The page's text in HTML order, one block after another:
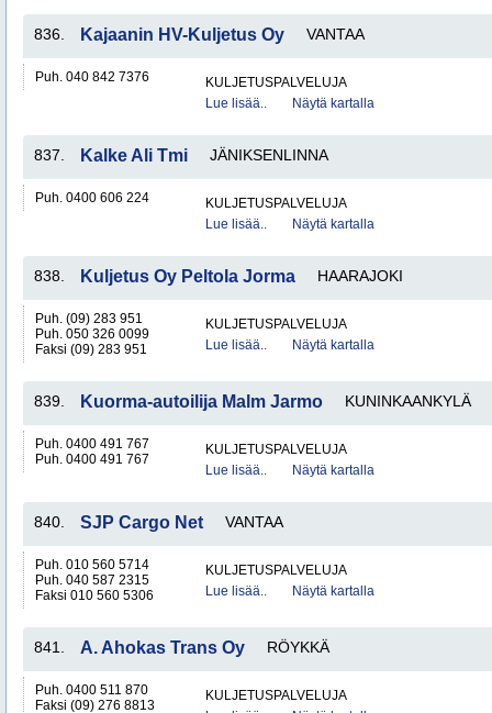
836. Kajaanin HV-Kuljetus Oy VANTAA
Puh. 040 842 7376
KULJETUSPALVELUJA
Lue lisää..
Näytä kartalla
837. Kalke Ali Tmi JÄNIKSENLINNA
Puh. 0400 606 224
KULJETUSPALVELUJA
Lue lisää..
Näytä kartalla
838. Kuljetus Oy Peltola Jorma HAARAJOKI
Puh. (09) 283 951
Puh. 050 326 0099
Faksi (09) 283 951
KULJETUSPALVELUJA
Lue lisää..
Näytä kartalla
839. Kuorma-autoilija Malm Jarmo KUNINKAANKYLÄ
Puh. 0400 491 767
Puh. 0400 491 767
KULJETUSPALVELUJA
Lue lisää..
Näytä kartalla
840. SJP Cargo Net VANTAA
Puh. 010 560 5714
Puh. 040 587 2315
Faksi 010 560 5306
KULJETUSPALVELUJA
Lue lisää..
Näytä kartalla
841. A. Ahokas Trans Oy RÖYKKÄ
Puh. 0400 511 870
Faksi (09) 276 8813
KULJETUSPALVELUJA